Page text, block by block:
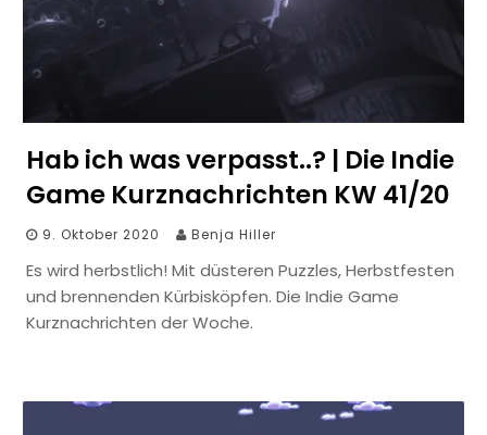
Hab ich was verpasst..? | Die Indie
Game Kurznachrichten KW 41/20
9. Oktober 2020 Benja Hiller
Es wird herbstlich! Mit düsteren Puzzles, Herbstfesten
und brennenden Kürbisköpfen. Die Indie Game
Kurznachrichten der Woche.